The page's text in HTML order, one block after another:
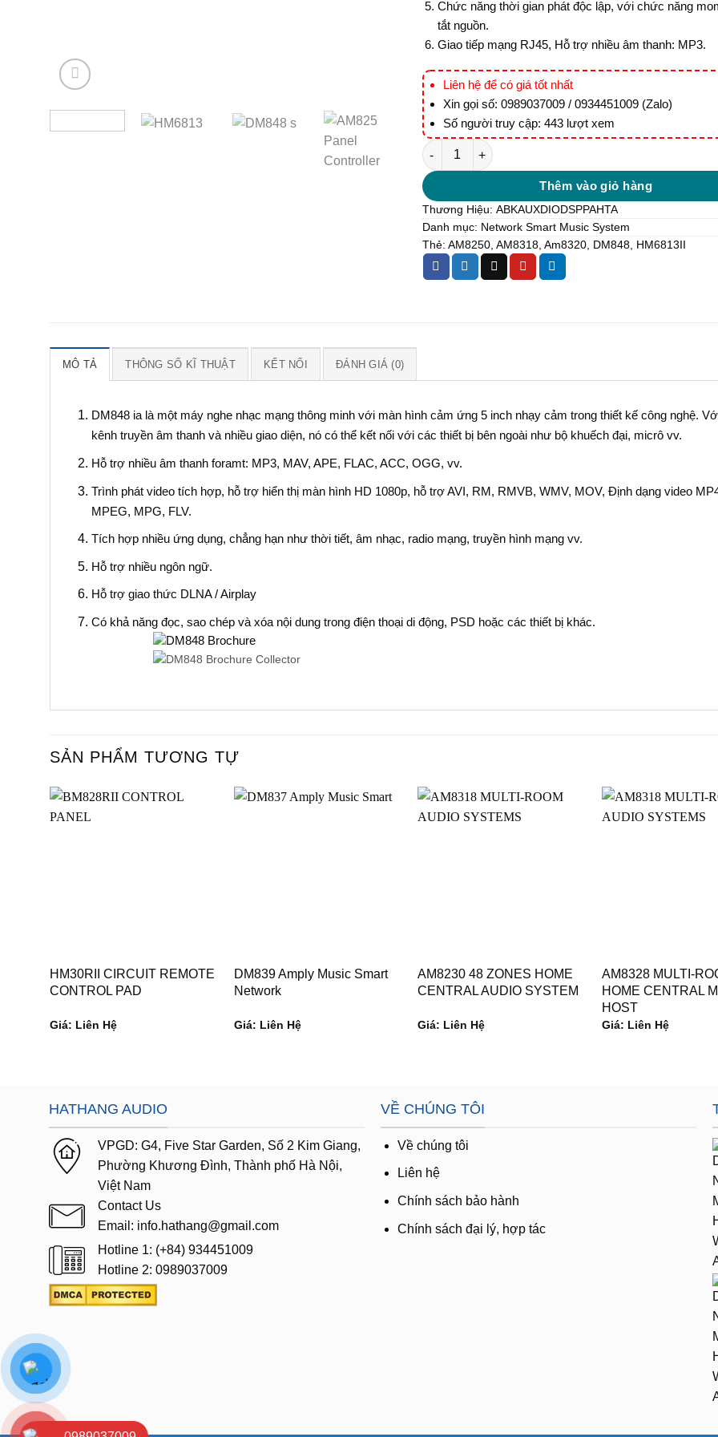
Chức năng thời gian phát độc lập, với chức năng
tắt nguồn.
Giao tiếp mạng RJ45, Hỗ trợ nhiều âm thanh: MP3.
Liên hệ để có giá tốt nhất
Xin gọi số: 0989037009 / 0934451009 (Zalo)
Số người truy cập: 443 lượt xem
DM848 NETWORK MUSIC HOST WITH AMPLIFIER số
Thêm vào giỏ hàng
Thương Hiệu: ABKAUXDIODSPPAHTA
Danh mục: Network Smart Music System
Thẻ: AM8250, AM8318, Am8320, DM848, HM6813II
MÔ TẢ THÔNG SỐ KĨ THUẬT KẾT NỐI ĐÁNH GIÁ (0)
DM848 ia là một máy nghe nhạc mạng thông minh với màn hình cảm ứng 5 inch nhạy cảm trong thiết kế công nghệ.
kênh truyền âm thanh và nhiều giao diện, nó có thể kết nối với các thiết bị bên ngoài như bộ khuếch đại, micrô vv.
Hỗ trợ nhiều âm thanh foramt: MP3, MAV, APE, FLAC, ACC, OGG, vv.
Trình phát video tích hợp, hỗ trợ hiển thị màn hình HD 1080p, hỗ trợ AVI, RM, RMVB, WMV, MOV, Định dạng video
MPEG, MPG, FLV.
Tích hợp nhiều ứng dụng, chẳng hạn như thời tiết, âm nhạc, radio mạng, truyền hình mạng vv.
Hỗ trợ nhiều ngôn ngữ.
Hỗ trợ giao thức DLNA / Airplay
Có khả năng đọc, sao chép và xóa nội dung trong điện thoại di động, PSD hoặc các thiết bị khác.
SẢN PHẨM TƯƠNG TỰ
HM30RII CIRCUIT REMOTE
CONTROL PAD
Giá: Liên Hệ
DM839 Amply Music Smart
Network
Giá: Liên Hệ
AM8230 48 ZONES HOME
CENTRAL AUDIO SYSTEM
Giá: Liên Hệ
AM8328 MULTI-
HOME CENTRAL
HOST
Giá: Liên Hệ
HATHANG AUDIO
VPGD: G4, Five Star Garden, Số 2 Kim Giang,
Phường Khương Đình, Thành phố Hà Nội,
Việt Nam
Contact Us
Email: info.hathang@gmail.com
Hotline 1: (+84) 934451009
Hotline 2: 0989037009
VỀ CHÚNG TÔI
Về chúng tôi
Liên hệ
Chính sách bảo hành
Chính sách đại lý, hợp tác